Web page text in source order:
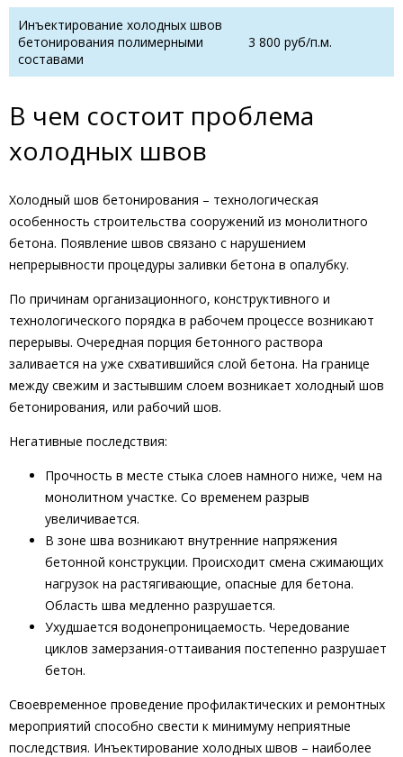
Инъектирование холодных швов
бетонирования полимерными
составами
3 800 руб/п.м.
В чем состоит проблема
холодных швов
Холодный шов бетонирования – технологическая
особенность строительства сооружений из монолитного
бетона. Появление швов связано с нарушением
непрерывности процедуры заливки бетона в опалубку.
По причинам организационного, конструктивного и
технологического порядка в рабочем процессе возникают
перерывы. Очередная порция бетонного раствора
заливается на уже схватившийся слой бетона. На границе
между свежим и застывшим слоем возникает холодный шов
бетонирования, или рабочий шов.
Негативные последствия:
Прочность в месте стыка слоев намного ниже, чем на
монолитном участке. Со временем разрыв
увеличивается.
В зоне шва возникают внутренние напряжения
бетонной конструкции. Происходит смена сжимающих
нагрузок на растягивающие, опасные для бетона.
Область шва медленно разрушается.
Ухудшается водонепроницаемость. Чередование
циклов замерзания-оттаивания постепенно разрушает
бетон.
Своевременное проведение профилактических и ремонтных
мероприятий способно свести к минимуму неприятные
последствия. Инъектирование холодных швов – наиболее